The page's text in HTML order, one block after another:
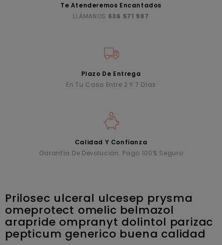
Te Atenderemos Encantados
LLÁMANOS 636 571 987
Plazo De Entrega
En Tu Casa Entre 2 Y 7 Días
Calidad Y Confianza
Garantía De Devolución. Pago 100% Seguro
Prilosec ulceral ulcesep prysma
omeprotect omelic belmazol
arapride ompranyt dolintol parizac
pepticum generico buena calidad